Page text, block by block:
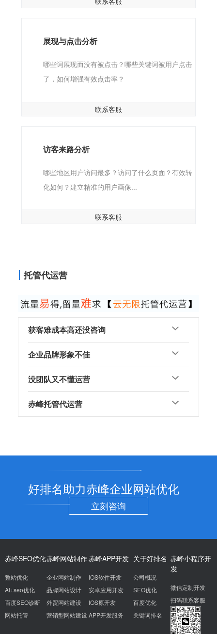
展现与点击分析
哪些词展现而没有被点击？哪些关键词被用户点击
了，如何增强有效点击率？
联系客服
访客来路分析
哪些地区用户访问最多？访问了什么页面？有效转
化如何？建立精准的用户画像...
联系客服
托管代运营
获客难成本高还没咨询
企业品牌形象不佳
没团队又不懂运营
赤峰托管代运营
好排名助力赤峰企业网站优化
立刻咨询
赤峰SEO优化
整站优化
AI+seo优化
百度SEO诊断
网站托管
赤峰网站制作
企业网站制作
品牌网站设计
外贸网站建设
营销型网站建设
赤峰APP开发
IOS软件开发
安卓应用开发
IOS原开发
APP开发服务
关于好排名
公司概况
SEO优化
百度优化
关键词排名
赤峰小程序开
发
微信定制开发
扫码联系客服